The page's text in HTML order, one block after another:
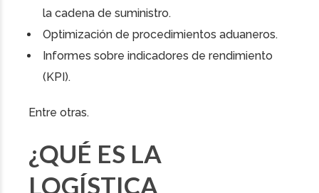
la cadena de suministro.
Optimización de procedimientos aduaneros.
Informes sobre indicadores de rendimiento
(KPI).
Entre otras.
¿QUÉ ES LA
LOGÍSTICA